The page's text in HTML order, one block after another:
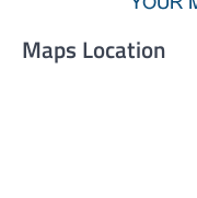
Maps Location